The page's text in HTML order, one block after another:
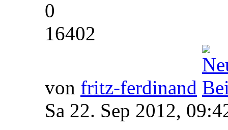
0
16402
von fritz-ferdinand
Sa 22. Sep 2012,